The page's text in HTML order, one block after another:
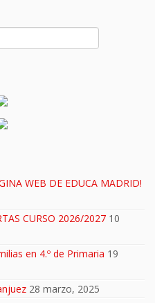
WEB DE EDUCA MADRID!
CURSO 2026/2027 10
en 4.º de Primaria 19
28 marzo, 2025